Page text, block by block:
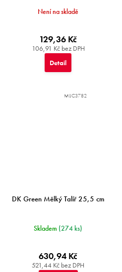
Není na skladě
106,91 Kč bez DPH
129,36 Kč
Detail
DK Green Mělký Talíř 25,5 cm
Skladem (274 ks)
521,44 Kč bez DPH
630,94 Kč
MIJC3782